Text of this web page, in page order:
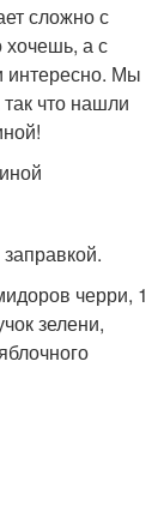
сложно с
а с
интересно. Мы
что нашли
черри, 1
зелени,